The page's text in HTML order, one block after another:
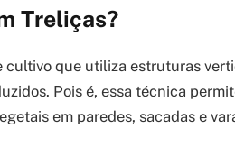
Treliças?
que utiliza estruturas
Pois é, essa técnica
em paredes, sacadas e